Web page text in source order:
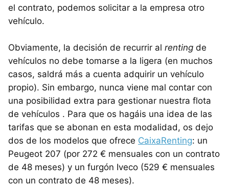
el contrato, podemos solicitar a la empresa otro
vehículo.
Obviamente, la decisión de recurrir al renting de
vehículos no debe tomarse a la ligera (en muchos
casos, saldrá más a cuenta adquirir un vehículo
propio). Sin embargo, nunca viene mal contar con
una posibilidad extra para gestionar nuestra flota
de vehículos . Para que os hagáis una idea de las
tarifas que se abonan en esta modalidad, os dejo
dos de los modelos que ofrece CaixaRenting: un
Peugeot 207 (por 272 € mensuales con un contrato
de 48 meses) y un furgón Iveco (529 € mensuales
con un contrato de 48 meses).